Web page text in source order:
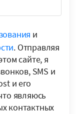
и
. Отправляя
сайте, я
SMS и
и его
являюсь
контактных